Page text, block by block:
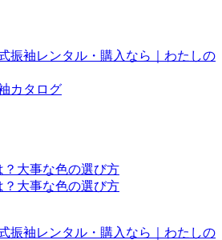
振袖レンタル・購入なら｜わたしの
カタログ
振袖レンタル・購入なら｜わたしの